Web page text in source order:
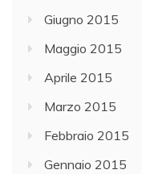
Giugno 2015
Maggio 2015
Aprile 2015
Marzo 2015
Febbraio 2015
Gennaio 2015